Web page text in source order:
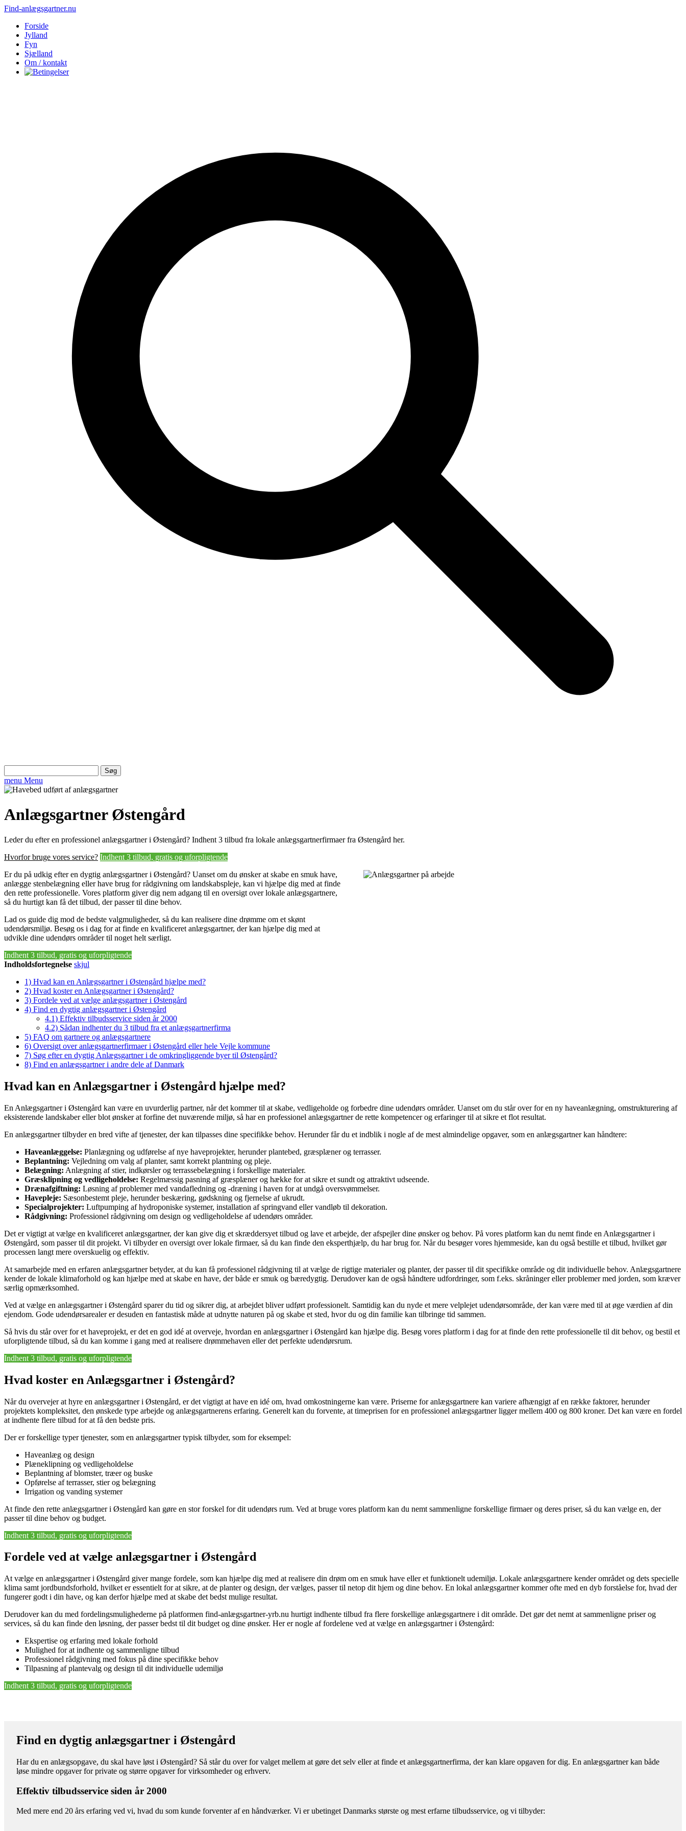
Find-anlægsgartner.nu
Forside
Jylland
Fyn
Sjælland
Om / kontakt
efter:
menu Menu
Anlægsgartner Østengård
Leder du efter en professionel anlægsgartner i Østengård? Indhent 3 tilbud fra lokale anlægsgartnerfirmaer fra Østengård her.
Hvorfor bruge vores service? Indhent 3 tilbud, gratis og uforpligtende
Er du på udkig efter en dygtig anlægsgartner i Østengård? Uanset om du ønsker at skabe en smuk have,
anlægge stenbelægning eller have brug for rådgivning om landskabspleje, kan vi hjælpe dig med at finde
den rette professionelle. Vores platform giver dig nem adgang til en oversigt over lokale anlægsgartnere,
så du hurtigt kan få det tilbud, der passer til dine behov.
Lad os guide dig mod de bedste valgmuligheder, så du kan realisere dine drømme om et skønt
udendørsmiljø. Besøg os i dag for at finde en kvalificeret anlægsgartner, der kan hjælpe dig med at
udvikle dine udendørs områder til noget helt særligt.
Indhent 3 tilbud, gratis og uforpligtende
Indholdsfortegnelse skjul
1) Hvad kan en Anlægsgartner i Østengård hjælpe med?
2) Hvad koster en Anlægsgartner i Østengård?
3) Fordele ved at vælge anlægsgartner i Østengård
4) Find en dygtig anlægsgartner i Østengård
4.1) Effektiv tilbudsservice siden år 2000
4.2) Sådan indhenter du 3 tilbud fra et anlægsgartnerfirma
5) FAQ om gartnere og anlægsgartnere
6) Oversigt over anlægsgartnerfirmaer i Østengård eller hele Vejle kommune
7) Søg efter en dygtig Anlægsgartner i de omkringliggende byer til Østengård?
8) Find en anlægsgartner i andre dele af Danmark
Hvad kan en Anlægsgartner i Østengård hjælpe med?
En Anlægsgartner i Østengård kan være en uvurderlig partner, når det kommer til at skabe, vedligeholde og forbedre dine udendørs områder. Uanset om du står over for en ny haveanlægning, omstrukturering af
eksisterende landskaber eller blot ønsker at forfine det nuværende miljø, så har en professionel anlægsgartner de rette kompetencer og erfaringer til at sikre et flot resultat.
En anlægsgartner tilbyder en bred vifte af tjenester, der kan tilpasses dine specifikke behov. Herunder får du et indblik i nogle af de mest almindelige opgaver, som en anlægsgartner kan håndtere:
Haveanlæggelse: Planlægning og udførelse af nye haveprojekter, herunder plantebed, græsplæner og terrasser.
Beplantning: Vejledning om valg af planter, samt korrekt plantning og pleje.
Belægning: Anlægning af stier, indkørsler og terrassebelægning i forskellige materialer.
Græsklipning og vedligeholdelse: Regelmæssig pasning af græsplæner og hække for at sikre et sundt og attraktivt udseende.
Drænafgiftning: Løsning af problemer med vandafledning og -dræning i haven for at undgå oversvømmelser.
Havepleje: Sæsonbestemt pleje, herunder beskæring, gødskning og fjernelse af ukrudt.
Specialprojekter: Luftpumping af hydroponiske systemer, installation af springvand eller vandløb til dekoration.
Rådgivning: Professionel rådgivning om design og vedligeholdelse af udendørs områder.
Det er vigtigt at vælge en kvalificeret anlægsgartner, der kan give dig et skræddersyet tilbud og lave et arbejde, der afspejler dine ønsker og behov. På vores platform kan du nemt finde en Anlægsgartner i
Østengård, som passer til dit projekt. Vi tilbyder en oversigt over lokale firmaer, så du kan finde den eksperthjælp, du har brug for. Når du besøger vores hjemmeside, kan du også bestille et tilbud, hvilket gør
processen langt mere overskuelig og effektiv.
At samarbejde med en erfaren anlægsgartner betyder, at du kan få professionel rådgivning til at vælge de rigtige materialer og planter, der passer til dit specifikke område og dit individuelle behov. Anlægsgartnere
kender de lokale klimaforhold og kan hjælpe med at skabe en have, der både er smuk og bæredygtig. Derudover kan de også håndtere udfordringer, som f.eks. skråninger eller problemer med jorden, som kræver
særlig opmærksomhed.
Ved at vælge en anlægsgartner i Østengård sparer du tid og sikrer dig, at arbejdet bliver udført professionelt. Samtidig kan du nyde et mere velplejet udendørsområde, der kan være med til at øge værdien af din
ejendom. Gode udendørsarealer er desuden en fantastisk måde at udnytte naturen på og skabe et sted, hvor du og din familie kan tilbringe tid sammen.
Så hvis du står over for et haveprojekt, er det en god idé at overveje, hvordan en anlægsgartner i Østengård kan hjælpe dig. Besøg vores platform i dag for at finde den rette professionelle til dit behov, og bestil et
uforpligtende tilbud, så du kan komme i gang med at realisere drømmehaven eller det perfekte udendørsrum.
Indhent 3 tilbud, gratis og uforpligtende
Hvad koster en Anlægsgartner i Østengård?
Når du overvejer at hyre en anlægsgartner i Østengård, er det vigtigt at have en idé om, hvad omkostningerne kan være. Priserne for anlægsgartnere kan variere afhængigt af en række faktorer, herunder
projektets kompleksitet, den ønskede type arbejde og anlægsgartnerens erfaring. Generelt kan du forvente, at timeprisen for en professionel anlægsgartner ligger mellem 400 og 800 kroner. Det kan være en fordel
at indhente flere tilbud for at få den bedste pris.
Der er forskellige typer tjenester, som en anlægsgartner typisk tilbyder, som for eksempel:
Haveanlæg og design
Plæneklipning og vedligeholdelse
Beplantning af blomster, træer og buske
Opførelse af terrasser, stier og belægning
Irrigation og vanding systemer
At finde den rette anlægsgartner i Østengård kan gøre en stor forskel for dit udendørs rum. Ved at bruge vores platform kan du nemt sammenligne forskellige firmaer og deres priser, så du kan vælge en, der
passer til dine behov og budget.
Indhent 3 tilbud, gratis og uforpligtende
Fordele ved at vælge anlægsgartner i Østengård
At vælge en anlægsgartner i Østengård giver mange fordele, som kan hjælpe dig med at realisere din drøm om en smuk have eller et funktionelt udemiljø. Lokale anlægsgartnere kender området og dets specielle
klima samt jordbundsforhold, hvilket er essentielt for at sikre, at de planter og design, der vælges, passer til netop dit hjem og dine behov. En lokal anlægsgartner kommer ofte med en dyb forståelse for, hvad der
fungerer godt i din have, og kan derfor hjælpe med at skabe det bedst mulige resultat.
Derudover kan du med fordelingsmulighederne på platformen find-anlægsgartner-yrb.nu hurtigt indhente tilbud fra flere forskellige anlægsgartnere i dit område. Det gør det nemt at sammenligne priser og
services, så du kan finde den løsning, der passer bedst til dit budget og dine ønsker. Her er nogle af fordelene ved at vælge en anlægsgartner i Østengård:
Ekspertise og erfaring med lokale forhold
Mulighed for at indhente og sammenligne tilbud
Professionel rådgivning med fokus på dine specifikke behov
Tilpasning af plantevalg og design til dit individuelle udemiljø
Indhent 3 tilbud, gratis og uforpligtende
Find en dygtig anlægsgartner i Østengård
Har du en anlægsopgave, du skal have løst i Østengård? Så står du over for valget mellem at gøre det selv eller at finde et anlægsgartnerfirma, der kan klare opgaven for dig. En anlægsgartner kan både
løse mindre opgaver for private og større opgaver for virksomheder og erhverv.
Effektiv tilbudsservice siden år 2000
Med mere end 20 års erfaring ved vi, hvad du som kunde forventer af en håndværker. Vi er ubetinget Danmarks største og mest erfarne tilbudsservice, og vi tilbyder: